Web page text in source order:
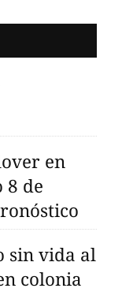
en
8 de
sin vida al
colonia